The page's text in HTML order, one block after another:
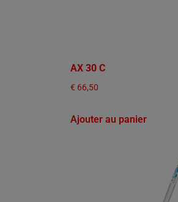
AX 30 C
€ 66,50
Ajouter au panier